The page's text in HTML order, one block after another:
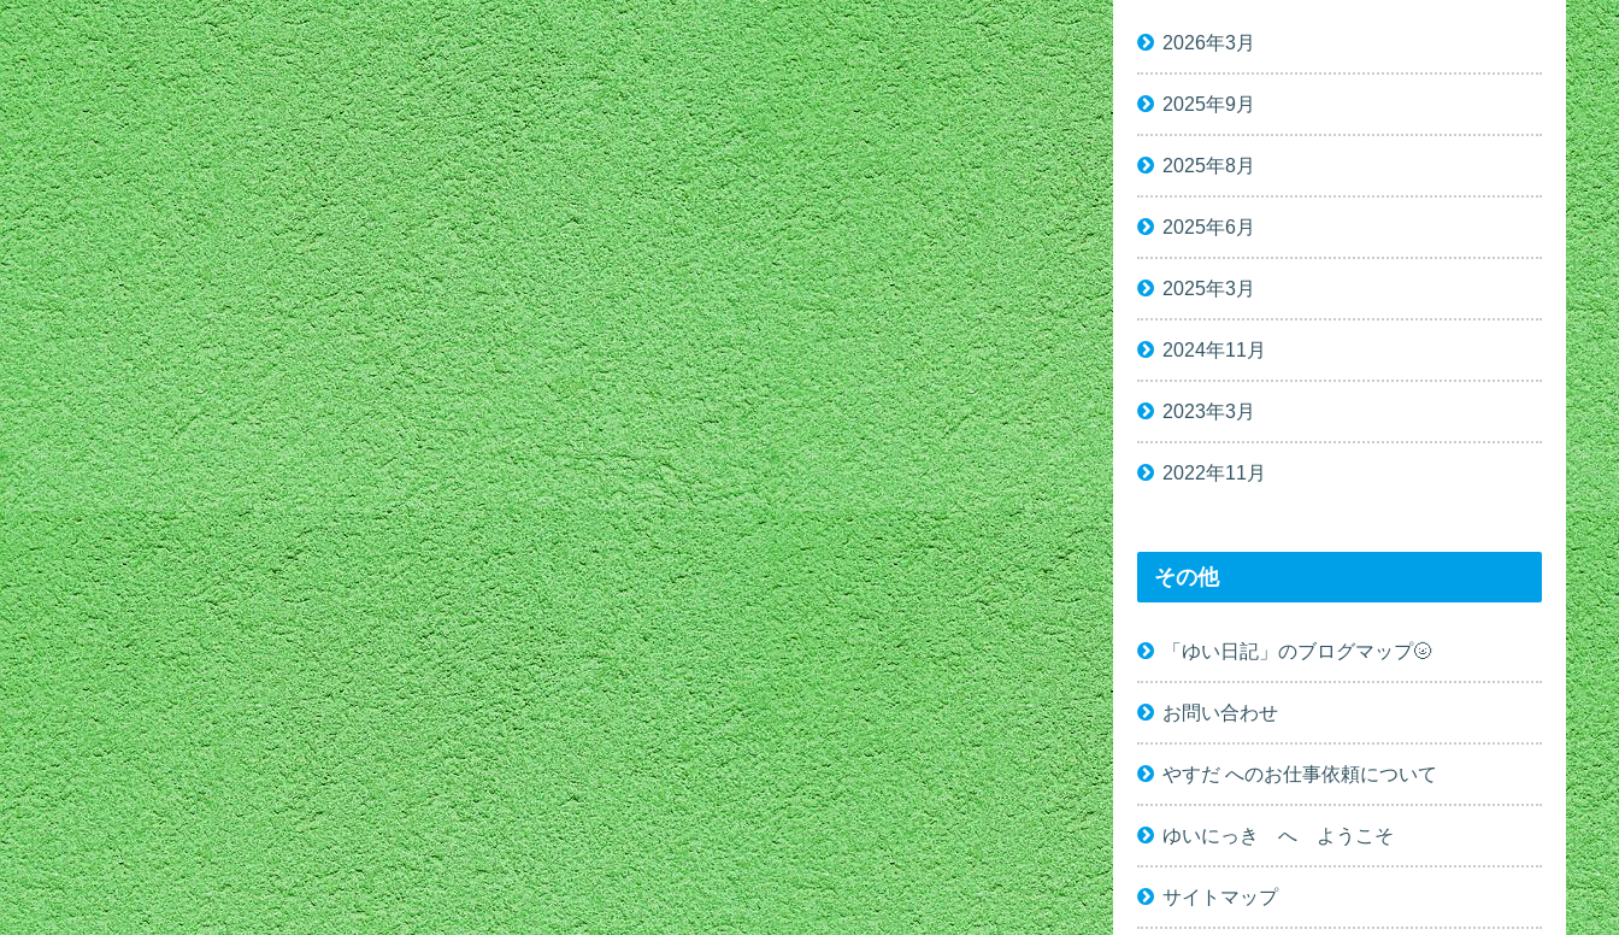
2026年3月
2025年9月
2025年8月
2025年6月
2025年3月
2024年11月
2023年3月
2022年11月
その他
「ゆい日記」のブログマップ🌝
お問い合わせ
やすだ へのお仕事依頼について
ゆいにっき へ ようこそ
サイトマップ